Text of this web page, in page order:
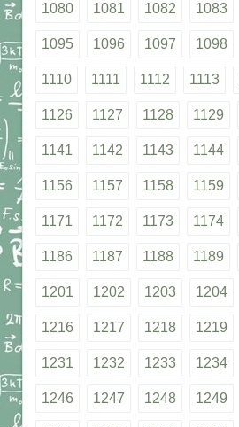
1080 1081 1082 1083
1095 1096 1097 1098
1110 1111 1112 1113
1126 1127 1128 1129
1141 1142 1143 1144
1156 1157 1158 1159
1171 1172 1173 1174
1186 1187 1188 1189
1201 1202 1203 1204
1216 1217 1218 1219
1231 1232 1233 1234
1246 1247 1248 1249